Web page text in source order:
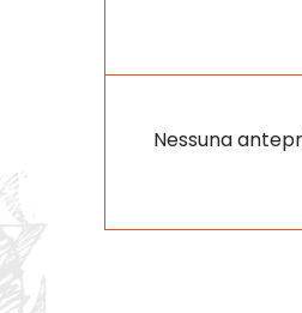
Nessuna